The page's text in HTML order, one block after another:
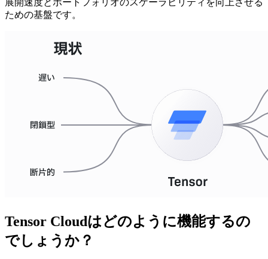
展開速度とポートフォリオのスケーラビリティを向上させる
ための基盤です。
Tensor Cloudはどのように機能するの
でしょうか？